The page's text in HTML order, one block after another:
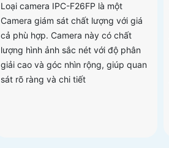
Loại camera IPC-F26FP là một
Camera giám sát chất lượng với giá
cả phù hợp. Camera này có chất
lượng hình ảnh sắc nét với độ phân
giải cao và góc nhìn rộng, giúp quan
sát rõ ràng và chi tiết